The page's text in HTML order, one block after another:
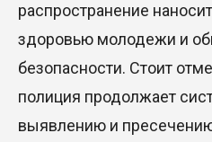
распространение
здоровью молодежи и
безопасности. Стоит
полиция продолжает
выявлению и